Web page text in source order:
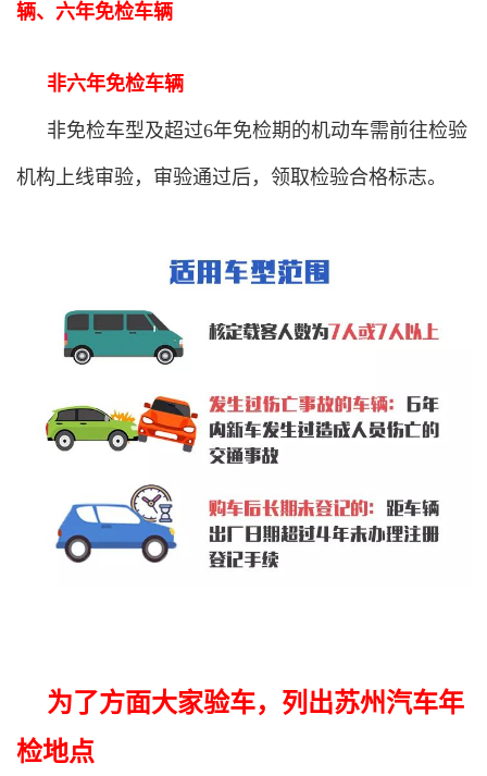
辆、六年免检车辆
非六年免检车辆
非免检车型及超过6年免检期的机动车需前往检验
机构上线审验，审验通过后，领取检验合格标志。
为了方面大家验车，列出苏州汽车年
检地点